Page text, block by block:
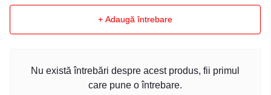
+ Adaugă întrebare
Nu există întrebări despre acest produs, fii primul
care pune o întrebare.